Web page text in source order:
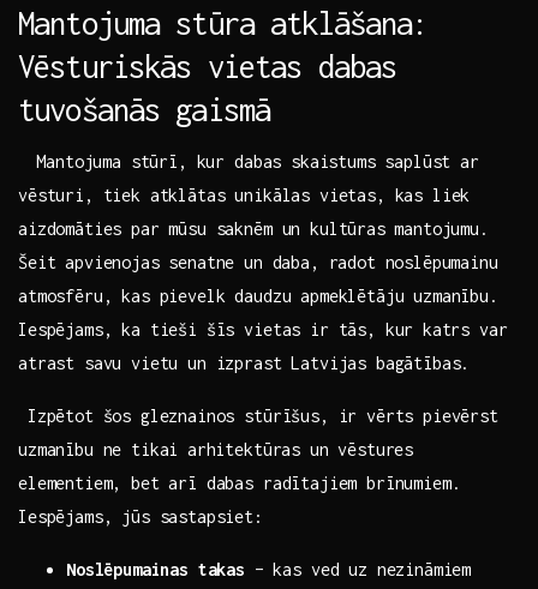
Mantojuma stūra atklāšana:
Vēsturiskās vietas dabas
tuvošanās gaismā
⁢ ⁤ Mantojuma stūrī, kur dabas skaistums saplūst‌ ar
vēsturi, tiek atklātas unikālas vietas, kas liek
aizdomāties par mūsu ‌saknēm un kultūras⁣ mantojumu.⁢
Šeit apvienojas senatne un⁢ daba, radot ‍noslēpumainu
atmosfēru, kas pievelk daudzu apmeklētāju uzmanību.
Iespējams, ka tieši šīs vietas ir tās, kur⁢ katrs var
atrast savu vietu un izprast Latvijas bagātības.
​ Izpētot šos gleznainos stūrīšus, ir vērts pievērst
uzmanību ne tikai⁤ arhitektūras un vēstures
elementiem, ‍bet arī dabas radītajiem brīnumiem.
Iespējams, jūs sastapsiet: ⁢
Noslēpumainas takas – kas ved uz nezināmiem